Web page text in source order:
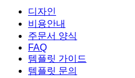
Close
Menu
디자인
비용안내
주문서 양식
FAQ
템플릿 가이드
템플릿 문의